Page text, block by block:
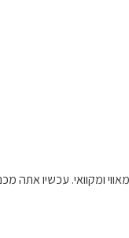
ומקוואי. עכשיו אתה